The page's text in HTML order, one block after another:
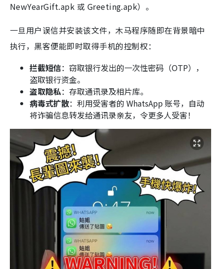
NewYearGift.apk 或 Greeting.apk）。
一旦用户误信并安装该文件，木马程序随即在背景暗中
执行，黑客便能即时取得手机的控制权：
拦截短信：窃取银行发出的一次性密码（OTP），
盗取银行资金。
盗取隐私：存取通讯录及相片库。
病毒式扩散：利用受害者的 WhatsApp 账号，自动
将诈骗信息转发给通讯录亲友，令更多人受害！